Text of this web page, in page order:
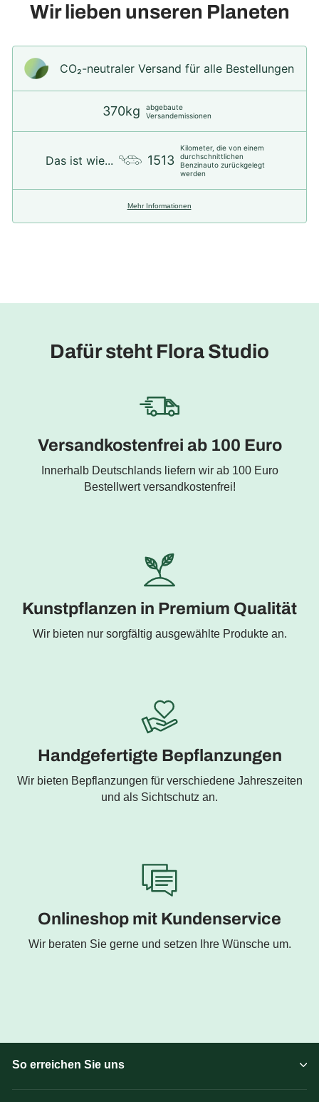
Wir lieben unseren Planeten
CO₂-neu­t­raler Versand für alle Bestellungen
370kg
abgebaute
Versandemissionen
Das ist wie... 1513
Kilometer, die von einem
durchschnittlichen
Benzinauto zurückgelegt
werden
Mehr Informationen
Dafür steht Flora Studio
Versandkostenfrei ab 100 Euro
Innerhalb Deutschlands liefern wir ab 100 Euro
Bestellwert versandkostenfrei!
Kunstpflanzen in Premium Qualität
Wir bieten nur sorgfältig ausgewählte Produkte an.
Handgefertigte Bepflanzungen
Wir bieten Bepflanzungen für verschiedene Jahreszeiten
und als Sichtschutz an.
Onlineshop mit Kundenservice
Wir beraten Sie gerne und setzen Ihre Wünsche um.
So erreichen Sie uns